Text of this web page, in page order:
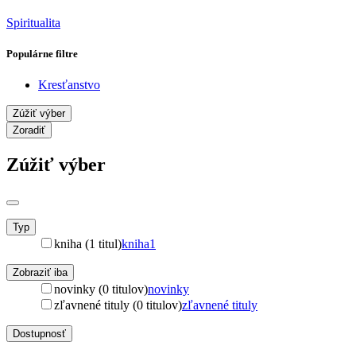
Spiritualita
Populárne filtre
Kresťanstvo
Zúžiť výber
Zoradiť
Zúžiť výber
Typ
kniha (1 titul)kniha1
Zobraziť iba
novinky (0 titulov)novinky
zľavnené tituly (0 titulov)zľavnené tituly
Dostupnosť